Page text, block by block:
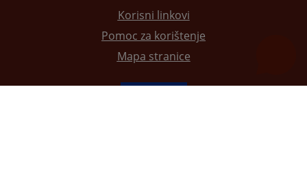
Korisni linkovi
Pomoc za korištenje
Mapa stranice